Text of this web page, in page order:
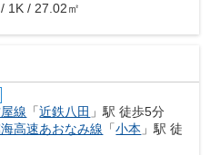
1K / 27.02㎡
線 「近鉄八田 」駅 徒歩5分
高速あおなみ線 「小本 」駅 徒